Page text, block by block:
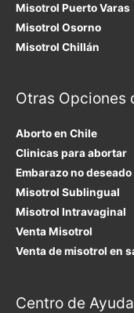
Misotrol Puerto Varas
Misotrol Osorno
Misotrol Chillán
Otras Opciones
Aborto en Chile
Clinicas para abortar
Embarazo no deseado
Misotrol Sublingual
Misotrol Intravaginal
Venta Misotrol
Venta de misotrol en
Centro de Ayuda